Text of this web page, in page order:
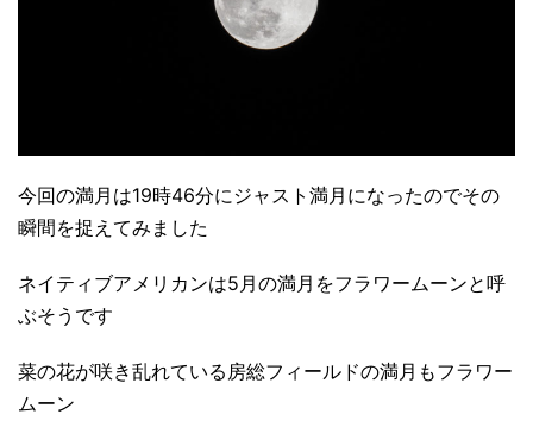
今回の満月は19時46分にジャスト満月になったのでその
瞬間を捉えてみました
ネイティブアメリカンは5月の満月をフラワームーンと呼
ぶそうです
菜の花が咲き乱れている房総フィールドの満月もフラワー
ムーン